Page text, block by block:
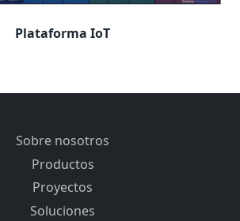
Plataforma IoT
Sobre nosotros
Productos
Proyectos
Soluciones